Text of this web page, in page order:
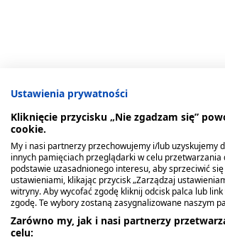
Ustawienia prywatności
Kliknięcie przycisku „Nie zgadzam się”
cookie.
My i nasi partnerzy przechowujemy i/lub uzyskujemy
innych pamięciach przeglądarki w celu
podstawie uzasadnionego interesu, aby sprzeciwić
ustawieniami, klikając przycisk „Zarządzaj
witryny. Aby wycofać zgodę kliknij odcisk palca lub
zgodę. Te wybory zostaną zasygnalizowane naszym
Zarówno my, jak i nasi partnerzy
celu: